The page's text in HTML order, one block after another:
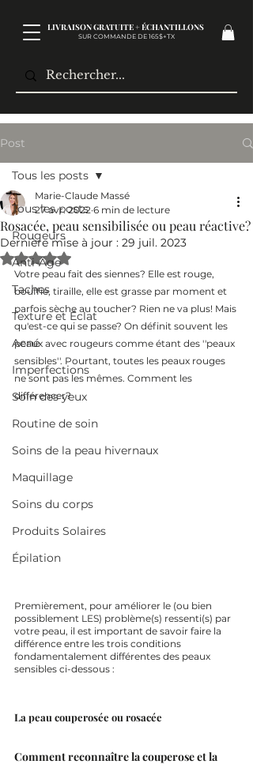
LIVRAISON GRATUITE + ÉCHANTILLONS
SUR COMMANDE DE 165$+TX​
Post
Tous les posts
Rougeurs
Anti-Âge
Taches
Texture et Éclat
Acné
Imperfections
Soin des yeux
Routine de soin
Soins de la peau hivernaux
Maquillage
Soins du corps
Produits Solaires
Épilation
Tous les posts
Rosacée, peau sensibilisée ou peau réactive?
Marie-Claude Massé
27 avr. 2022 6 min de lecture
Dernière mise à jour : 29 juil. 2023
Noté NaN étoiles sur 5.
Votre peau fait des siennes? Elle est rouge,
bouffie, tiraille, elle est grasse par moment et
parfois sèche au toucher? Rien ne va plus! Mais
qu'est-ce qui se passe? On définit souvent les
peaux avec rougeurs comme étant des ''peaux
sensibles''. Pourtant, toutes les peaux rouges
ne sont pas les mêmes. Comment les
différencer?
Premièrement, pour améliorer le (ou bien
possiblement LES) problème(s) ressenti(s) par
votre peau, il est important de savoir faire la
différence entre les trois conditions
fondamentalement différentes des peaux
sensibles ci-dessous :
La peau couperosée ou rosacée
Comment reconnaître la couperose et la